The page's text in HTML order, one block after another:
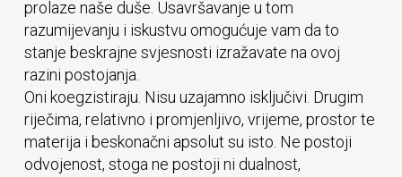
prolaze naše duše. Usavršavanje u tom
razumijevanju i iskustvu omogućuje vam da to
stanje beskrajne svjesnosti izražavate na ovoj
razini postojanja.
Oni koegzistiraju. Nisu uzajamno isključivi. Drugim
riječima, relativno i promjenljivo, vrijeme, prostor te
materija i beskonačni apsolut su isto. Ne postoji
odvojenost, stoga ne postoji ni dualnost,